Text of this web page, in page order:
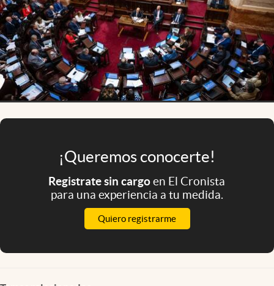
Eventos Corporativos
El Cronista Studio
Mediakit
abre en nueva pestaña
Argentina
¡Queremos conocerte!
Registrate sin cargoen El Cronista
para una experiencia a tu medida.
Quiero registrarme